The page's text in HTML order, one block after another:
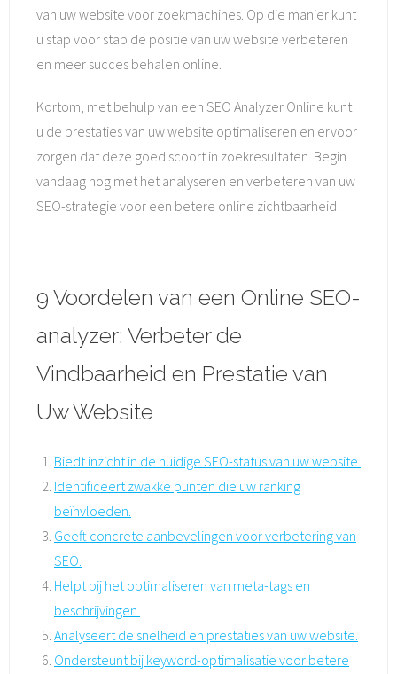
van uw website voor zoekmachines. Op die manier kunt
u stap voor stap de positie van uw website verbeteren
en meer succes behalen online.
Kortom, met behulp van een SEO Analyzer Online kunt
u de prestaties van uw website optimaliseren en ervoor
zorgen dat deze goed scoort in zoekresultaten. Begin
vandaag nog met het analyseren en verbeteren van uw
SEO-strategie voor een betere online zichtbaarheid!
9 Voordelen van een Online SEO-
analyzer: Verbeter de
Vindbaarheid en Prestatie van
Uw Website
Biedt inzicht in de huidige SEO-status van uw website.
Identificeert zwakke punten die uw ranking
beïnvloeden.
Geeft concrete aanbevelingen voor verbetering van
SEO.
Helpt bij het optimaliseren van meta-tags en
beschrijvingen.
Analyseert de snelheid en prestaties van uw website.
Ondersteunt bij keyword-optimalisatie voor betere